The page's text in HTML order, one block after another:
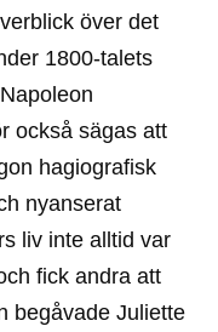
över det
1800-talets
också sägas att
hagiografisk
nyanserat
liv inte alltid var
fick andra att
begåvade Juliette